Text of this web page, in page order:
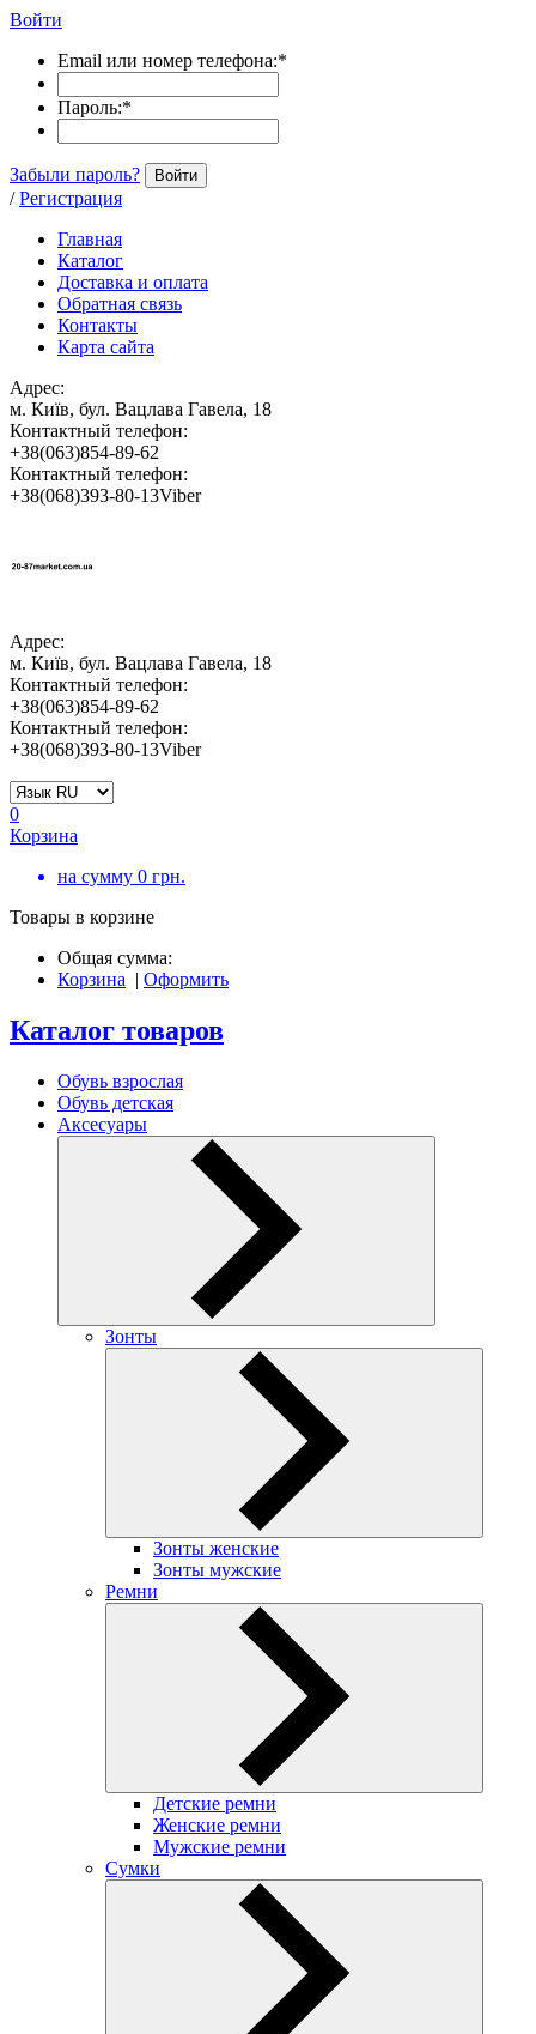
Войти
Email или номер телефона:*
Пароль:*
Забыли пароль? Войти
/ Регистрация
Главная
Каталог
Доставка и оплата
Обратная связь
Контакты
Карта сайта
Адрес:
м. Київ, бул. Вацлава Гавела, 18
Контактный телефон:
+38(063)854-89-62
Контактный телефон:
+38(068)393-80-13Viber
Адрес:
м. Київ, бул. Вацлава Гавела, 18
Контактный телефон:
+38(063)854-89-62
Контактный телефон:
+38(068)393-80-13Viber
0
Корзина
на сумму 0 грн.
Товары в корзине
Общая сумма:
Корзина | Оформить
Каталог товаров
Обувь взрослая
Обувь детская
Аксесуары
Зонты
Зонты женские
Зонты мужские
Ремни
Детские ремни
Женские ремни
Мужские ремни
Сумки